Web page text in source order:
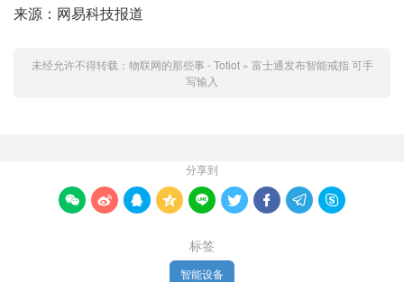
来源：网易科技报道
未经允许不得转载： 物联网的那些事 - Totiot» 富士通发布智能戒指 可手
写输入
分享到
        
标签
智能设备